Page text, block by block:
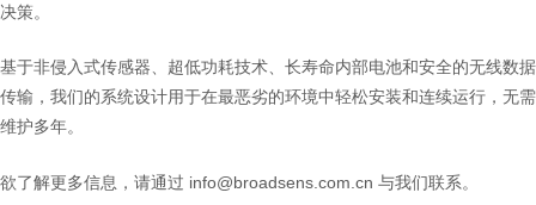
决策。
基于非侵入式传感器、超低功耗技术、长寿命内部电池和安全的无线数据
传输，我们的系统设计用于在最恶劣的环境中轻松安装和连续运行，无需
维护多年。
欲了解更多信息，请通过 info@broadsens.com.cn 与我们联系。